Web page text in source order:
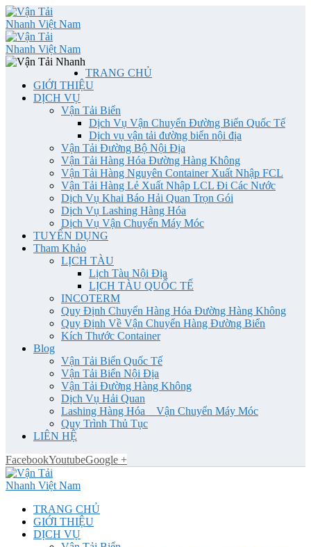
TRANG CHỦ
GIỚI THIỆU
DỊCH VỤ
Vận Tải Biển
Dịch Vụ Vận Chuyển Đường Biển Quốc Tế
Dịch vụ vận tải đường biển nội địa
Vận Tải Đường Bộ Nội Địa
Vận Tải Hàng Hóa Đường Hàng Không
Vận Tải Hàng Nguyên Container Xuất Nhập FCL
Vận Tải Hàng Lẻ Xuất Nhập LCL Đi Các Nước
Dịch Vụ Khai Báo Hải Quan Trọn Gói
Dịch Vụ Lashing Hàng Hóa
Dịch Vụ Vận Chuyển Máy Móc
TUYỂN DỤNG
Tham Khảo
LỊCH TÀU
Lịch Tàu Nội Địa
LỊCH TÀU QUỐC TẾ
INCOTERM
Quy Định Chuyển Hàng Hóa Đường Hàng Không
Quy Định Về Vận Chuyển Hàng Đường Biển
Kích Thước Container
Blog
Vận Tải Biển Quốc Tế
Vận Tải Biển Nội Địa
Vận Tải Đường Hàng Không
Dịch Vụ Hải Quan
Lashing Hàng Hóa _ Vận Chuyển Máy Móc
Quy Trình Thủ Tục
LIÊN HỆ
FacebookYoutubeGoogle +
TRANG CHỦ
GIỚI THIỆU
DỊCH VỤ